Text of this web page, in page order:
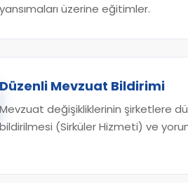
yansımaları üzerine eğitimler.
Mevzuat Bildirimi
değişikliklerinin şirketlere
bildirilmesi (Sirküler Hizmeti) ve